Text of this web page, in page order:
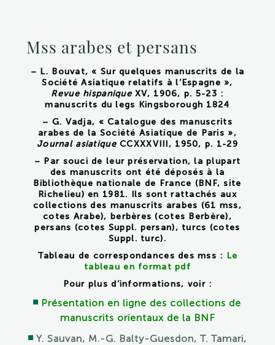
Mss arabes et persans
– L. Bouvat, « Sur quelques manuscrits de la
Société Asiatique relatifs à l’Espagne »,
Revue hispaniqueXV, 1906, p. 5-23 :
manuscrits du legs Kingsborough 1824
– G. Vadja, « Catalogue des manuscrits
arabes de la Société Asiatique de Paris »,
Journal asiatiqueCCXXXVIII, 1950, p. 1-29
– Par souci de leur préservation, la plupart
des manuscrits ont été déposés à la
Bibliothèque nationale de France (BNF, site
Richelieu) en 1981. Ils sont rattachés aux
collections des manuscrits arabes (61 mss,
cotes Arabe), berbères (cotes Berbère),
persans (cotes Suppl. persan), turcs (cotes
Suppl. turc).
Tableau de correspondances des mss : Le
tableau en format pdf
Pour plus d’informations, voir :
Présentation en ligne des collections de
manuscrits orientaux de la BNF
Y. Sauvan, M.-G. Balty-Guesdon, T. Tamari,